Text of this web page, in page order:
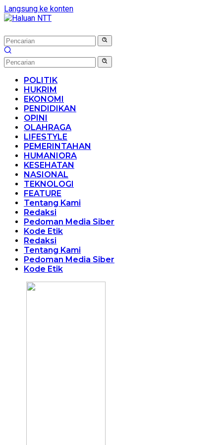
Langsung ke konten
POLITIK
HUKRIM
EKONOMI
PENDIDIKAN
OPINI
OLAHRAGA
LIFESTYLE
PEMERINTAHAN
HUMANIORA
KESEHATAN
NASIONAL
TEKNOLOGI
FEATURE
Tentang Kami
Redaksi
Pedoman Media Siber
Kode Etik
Redaksi
Tentang Kami
Pedoman Media Siber
Kode Etik